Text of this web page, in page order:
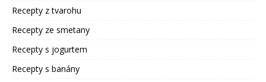
Recepty z tvarohu
Recepty ze smetany
Recepty s jogurtem
Recepty s banány